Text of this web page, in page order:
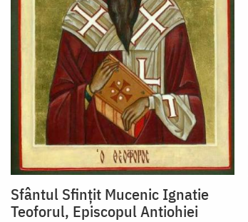
Sfântul Sfințit Mucenic Ignatie
Teoforul, Episcopul Antiohiei